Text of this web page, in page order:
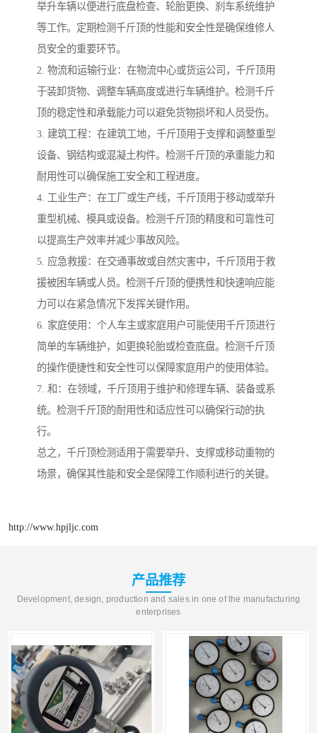
举升车辆以便进行底盘检查、轮胎更换、刹车系统维护
等工作。定期检测千斤顶的性能和安全性是确保维修人
员安全的重要环节。
2. 物流和运输行业：在物流中心或货运公司，千斤顶用
于装卸货物、调整车辆高度或进行车辆维护。检测千斤
顶的稳定性和承载能力可以避免货物损坏和人员受伤。
3. 建筑工程：在建筑工地，千斤顶用于支撑和调整重型
设备、钢结构或混凝土构件。检测千斤顶的承重能力和
耐用性可以确保施工安全和工程进度。
4. 工业生产：在工厂或生产线，千斤顶用于移动或举升
重型机械、模具或设备。检测千斤顶的精度和可靠性可
以提高生产效率并减少事故风险。
5. 应急救援：在交通事故或自然灾害中，千斤顶用于救
援被困车辆或人员。检测千斤顶的便携性和快速响应能
力可以在紧急情况下发挥关键作用。
6. 家庭使用：个人车主或家庭用户可能使用千斤顶进行
简单的车辆维护，如更换轮胎或检查底盘。检测千斤顶
的操作便捷性和安全性可以保障家庭用户的使用体验。
7. 和：在领域，千斤顶用于维护和修理车辆、装备或系
统。检测千斤顶的耐用性和适应性可以确保行动的执
行。
总之，千斤顶检测适用于需要举升、支撑或移动重物的
场景，确保其性能和安全是保障工作顺利进行的关键。
http://www.hpjljc.com
产品推荐
Development, design, production and sales in one of the manufacturing
enterprises